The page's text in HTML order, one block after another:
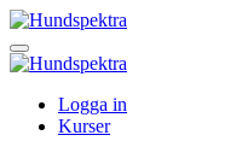
Logga in
Kurser